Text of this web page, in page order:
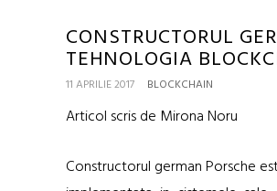
CONSTRUCTORUL
TEHNOLOGIA
11 APRILIE 2017 BLOCKCHAIN
Articol scris de Mirona Noru
Constructorul german Porsche